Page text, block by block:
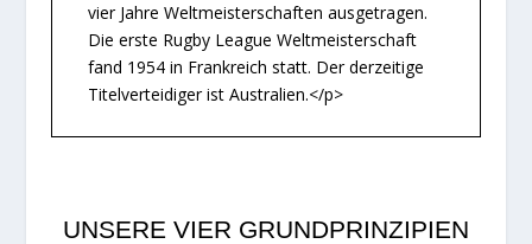
vier Jahre Weltmeisterschaften ausgetragen.
Die erste Rugby League Weltmeisterschaft
fand 1954 in Frankreich statt. Der derzeitige
Titelverteidiger ist Australien.</p>
UNSERE VIER GRUNDPRINZIPIEN